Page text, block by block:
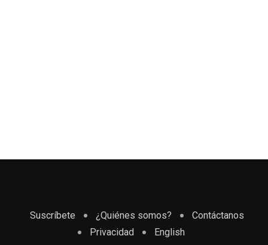
Suscríbete ¿Quiénes somos?
Contáctanos
Privacidad
English